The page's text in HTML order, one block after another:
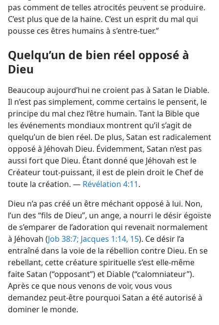
pas comment de telles atrocités peuvent se produire.
C’est plus que de la haine. C’est un esprit du mal qui
pousse ces êtres humains à s’entre-tuer.”
Quelqu’un de bien réel opposé à
Dieu
Beaucoup aujourd’hui ne croient pas à Satan le Diable.
Il n’est pas simplement, comme certains le pensent, le
principe du mal chez l’être humain. Tant la Bible que
les événements mondiaux montrent qu’il s’agit de
quelqu’un de bien réel. De plus, Satan est radicalement
opposé à Jéhovah Dieu. Évidemment, Satan n’est pas
aussi fort que Dieu. Étant donné que Jéhovah est le
Créateur tout-puissant, il est de plein droit le Chef de
toute la création. — Révélation 4:11.
Dieu n’a pas créé un être méchant opposé à lui. Non,
l’un des “fils de Dieu”, un ange, a nourri le désir égoïste
de s’emparer de l’adoration qui revenait normalement
à Jéhovah (Job 38:7; Jacques 1:14, 15). Ce désir l’a
entraîné dans la voie de la rébellion contre Dieu. En se
rebellant, cette créature spirituelle s’est elle-​même
faite Satan (“opposant”) et Diable (“calomniateur”).
Après ce que nous venons de voir, vous vous
demandez peut-être pourquoi Satan a été autorisé à
dominer le monde.